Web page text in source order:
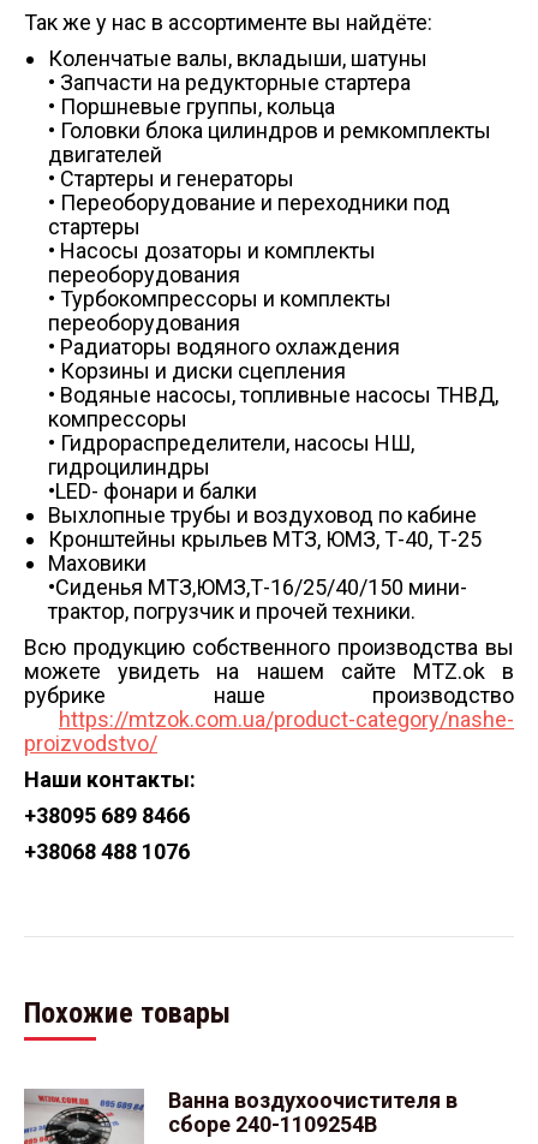
Так же у нас в ассортименте вы найдёте:
Коленчатые валы, вкладыши, шатуны
• Запчасти на редукторные стартера
• Поршневые группы, кольца
• Головки блока цилиндров и ремкомплекты
двигателей
• Стартеры и генераторы
• Переоборудование и переходники под
стартеры
• Насосы дозаторы и комплекты
переоборудования
• Турбокомпрессоры и комплекты
переоборудования
• Радиаторы водяного охлаждения
• Корзины и диски сцепления
• Водяные насосы, топливные насосы ТНВД,
компрессоры
• Гидрораспределители, насосы НШ,
гидроцилиндры
•LED- фонари и балки
Выхлопные трубы и воздуховод по кабине
Кронштейны крыльев МТЗ, ЮМЗ, Т-40, Т-25
Маховики
•Сиденья МТЗ,ЮМЗ,Т-16/25/40/150 мини-
трактор, погрузчик и прочей техники.
Всю продукцию собственного производства вы
можете увидеть на нашем сайте MTZ.ok в
рубрике наше производство
https://mtzok.com.ua/product-category/nashe-
proizvodstvo/
Наши контакты:
+38095 689 8466
+38068 488 1076
Похожие товары
Ванна воздухоочистителя в
сборе 240-1109254В